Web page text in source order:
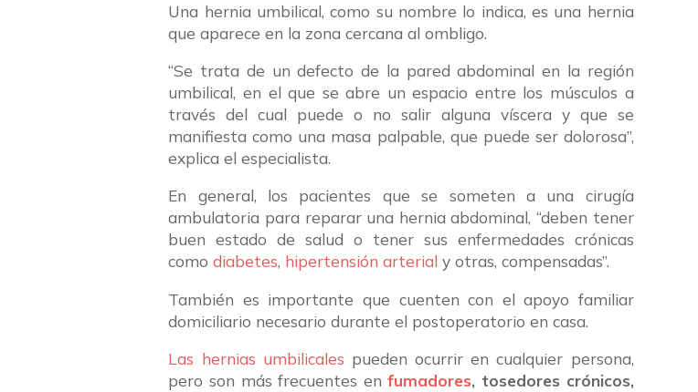
Una hernia umbilical, como su nombre lo indica, es una hernia
que aparece en la zona cercana al ombligo.
“Se trata de un defecto de la pared abdominal en la región
umbilical, en el que se abre un espacio entre los músculos a
través del cual puede o no salir alguna víscera y que se
manifiesta como una masa palpable, que puede ser dolorosa”,
explica el especialista.
En general, los pacientes que se someten a una cirugía
ambulatoria para reparar una hernia abdominal, “deben tener
buen estado de salud o tener sus enfermedades crónicas
comodiabetes, hipertensión arterial y otras, compensadas”.
También es importante que cuenten con el apoyo familiar
domiciliario necesario durante el postoperatorio en casa.
Las hernias umbilicales pueden ocurrir en cualquier persona,
pero son más frecuentes enfumadores, tosedores crónicos,